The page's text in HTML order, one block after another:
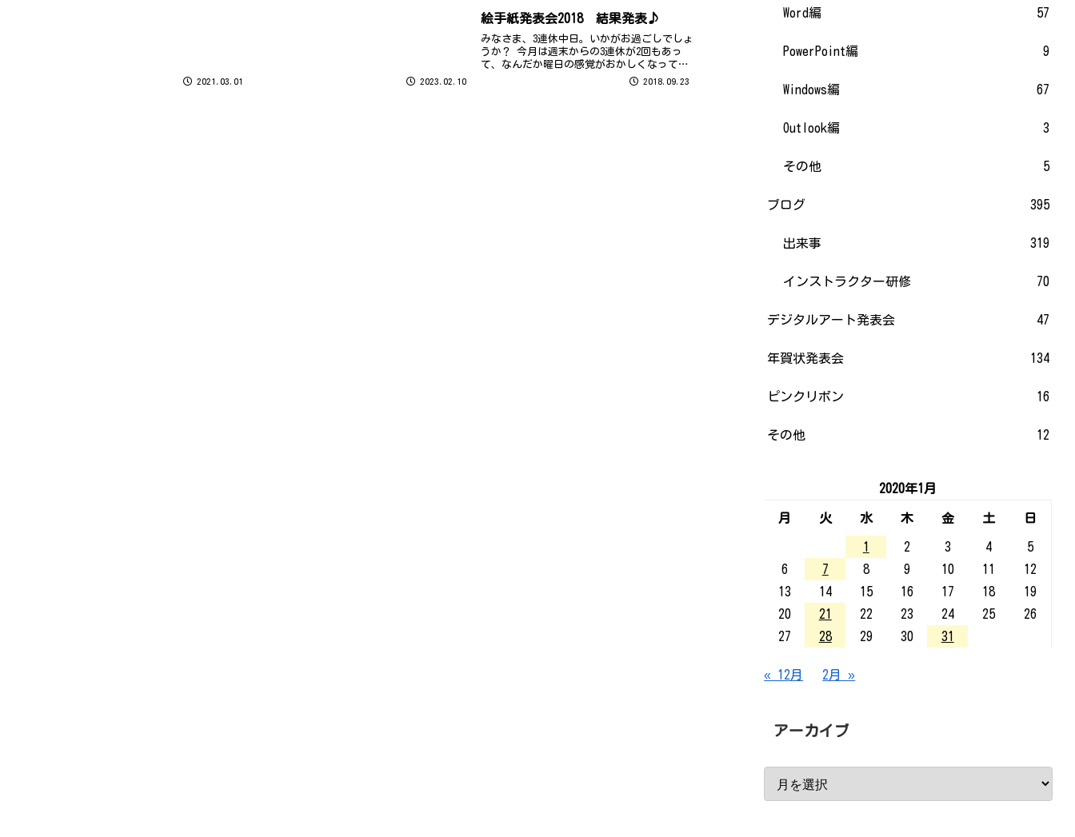
2021.03.01 2023.02.10
絵手紙発表会2018 結果発表♪
みなさま、3連休中日。いかがお過ごしでしょ
うか？ 今月は週末からの3連休が2回もあっ
て、なんだか曜日の感覚がおかしくなってい
2018.09.23
Word編 57
PowerPoint編 9
Windows編 67
Outlook編 3
その他 5
ブログ 395
出来事 319
インストラクター研修 70
デジタルアート発表会 47
年賀状発表会 134
ピンクリボン 16
その他 12
2020年1月
月 火 水 木 金 土 日
1 2 3 4
5
6
7 8 9 10 11
12
13
14 15 16 17 18
19
20
21 22 23 24 25
26
27
28 29 30 31
« 12月 2月 »
アーカイブ